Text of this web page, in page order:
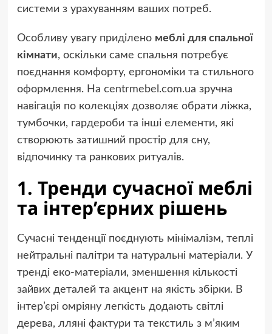
системи з урахуванням ваших потреб.
Особливу увагу приділено меблі для спальної
кімнати, оскільки саме спальня потребує
поєднання комфорту, ергономіки та стильного
оформлення. На centrmebel.com.ua зручна
навігація по колекціях дозволяє обрати ліжка,
тумбочки, гардероби та інші елементи, які
створюють затишний простір для сну,
відпочинку та ранкових ритуалів.
1. Тренди сучасної меблі
та інтер’єрних рішень
Сучасні тенденції поєднують мінімалізм, теплі
нейтральні палітри та натуральні матеріали. У
тренді еко-матеріали, зменшення кількості
зайвих деталей та акцент на якість збірки. В
інтер’єрі омріяну легкість додають світлі
дерева, лляні фактури та текстиль з м’яким